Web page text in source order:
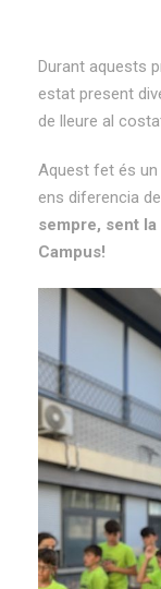
Durant aquests
estat present
de lleure al
Aquest fet és un
ens diferencia
sempre, sent
Campus!